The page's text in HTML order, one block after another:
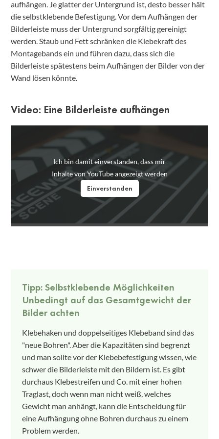
aufhängen. Je glatter der Untergrund ist, desto besser hält
die selbstklebende Befestigung. Vor dem Aufhängen der
Bilderleiste muss der Untergrund sorgfältig gereinigt
werden. Staub und Fett schränken die Klebekraft des
Montagebands ein und führen dazu, dass sich die
Bilderleiste spätestens beim Aufhängen der Bilder von der
Wand lösen könnte.
Video: Eine Bilderleiste aufhängen
Ich bin damit einverstanden, dass mir
Inhalte von YouTube angezeigt werden
Einverstanden
Tipp: Selbstklebende Möglichkeiten
Unbedingt auf das Gesamtgewicht der
Bilder achten
Klebehaken und doppelseitiges Klebeband sind das
"neue Bohren". Aber die Kapazitäten sind begrenzt
und man sollte vor der Klebebefestigung wissen, wie
schwer die Bilderleiste mit den Bildern ist. Es gibt
durchaus Klebestreifen und Co. mit einer hohen
Traglast, doch wenn man nicht weiß, welches
Gewicht man anhängt, kann die Entscheidung für
eine Aufhängung ohne Bohren durchaus zu einem
Problem werden.